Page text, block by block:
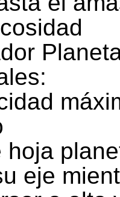
hoja
eje